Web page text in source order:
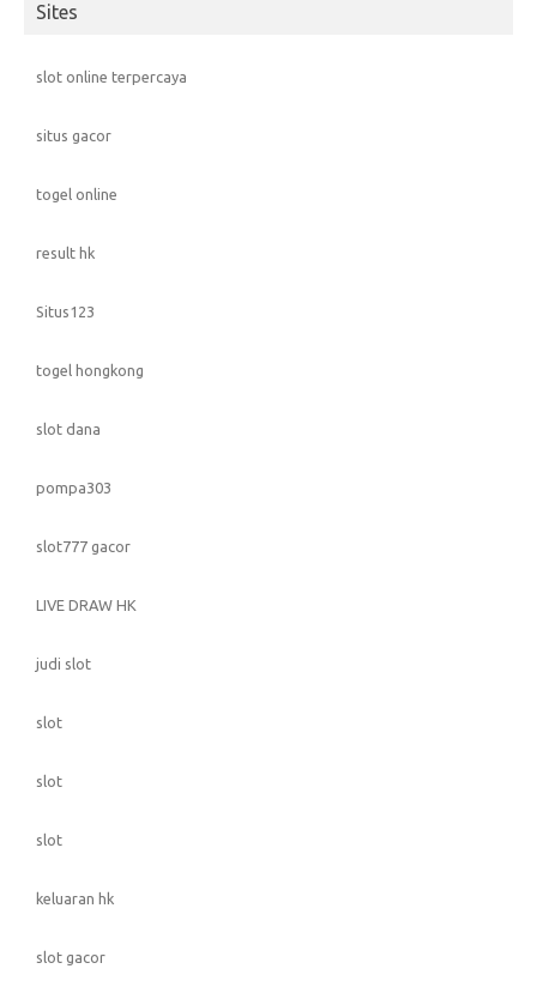
Sites
slot online terpercaya
situs gacor
togel online
result hk
Situs123
togel hongkong
slot dana
pompa303
slot777 gacor
LIVE DRAW HK
judi slot
slot
slot
slot
keluaran hk
slot gacor